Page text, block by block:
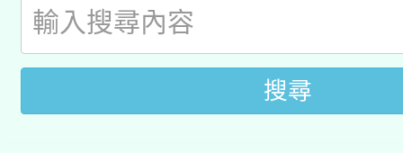
動」
開 智慧啟航」
搜尋